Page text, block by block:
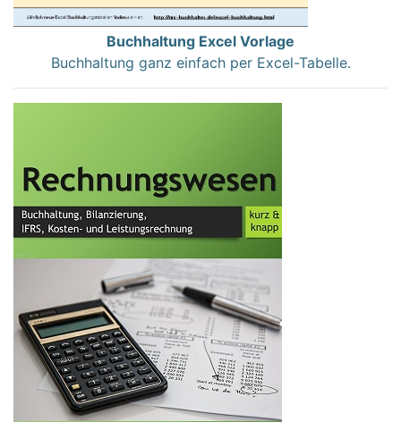
Buchhaltung Excel Vorlage
Buchhaltung ganz einfach per Excel-Tabelle.